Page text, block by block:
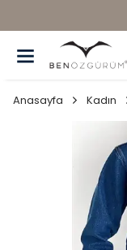
Anasayfa Kadın